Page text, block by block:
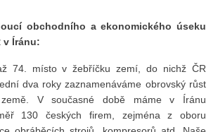
obchodního a ekonomického úseku
v Íránu:
74. místo v žebříčku zemí, do nichž ČR
dva roky zaznamenáváme obrovský růst
V současné době máme v Íránu
130 českých firem, zejména z oboru